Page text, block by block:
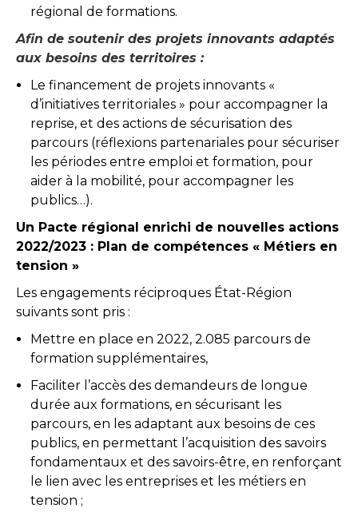
régional de formations.
Afin de soutenir des projets innovants adaptés
aux besoins des territoires :
Le financement de projets innovants «
d’initiatives territoriales » pour accompagner la
reprise, et des actions de sécurisation des
parcours (réflexions partenariales pour sécuriser
les périodes entre emploi et formation, pour
aider à la mobilité, pour accompagner les
publics…).
Un Pacte régional enrichi de nouvelles actions
2022/2023 : Plan de compétences « Métiers en
tension »
Les engagements réciproques État-Région
suivants sont pris :
Mettre en place en 2022, 2.085 parcours de
formation supplémentaires,
Faciliter l’accès des demandeurs de longue
durée aux formations, en sécurisant les
parcours, en les adaptant aux besoins de ces
publics, en permettant l’acquisition des savoirs
fondamentaux et des savoirs-être, en renforçant
le lien avec les entreprises et les métiers en
tension ;